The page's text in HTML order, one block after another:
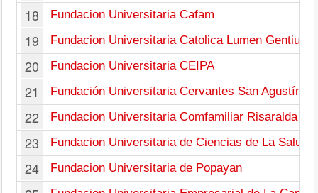
18 Fundacion Universitaria Cafam
19 Fundacion Universitaria Catolica Lumen Gentium
20 Fundacion Universitaria CEIPA
21 Fundación Universitaria Cervantes San Agustín
22 Fundacion Universitaria Comfamiliar Risaralda
23 Fundacion Universitaria de Ciencias de La Salud
24 Fundacion Universitaria de Popayan